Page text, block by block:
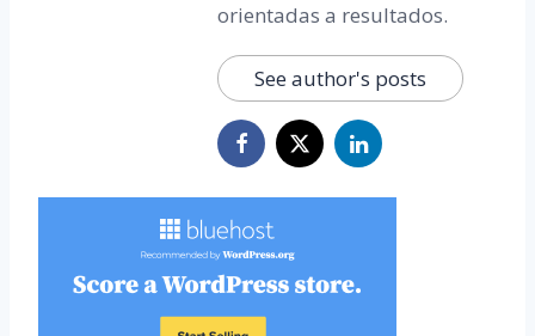
orientadas a resultados.
See author's posts